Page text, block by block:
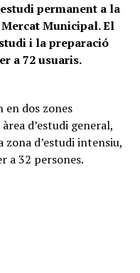
permanent a la
Municipal. El
i la preparació
a 72 usuaris.
en dos zones
d’estudi general,
zona d’estudi intensiu,
a 32 persones.